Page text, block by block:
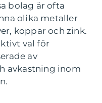
bolag är ofta
olika metaller
koppar och zink.
val för
av
avkastning inom